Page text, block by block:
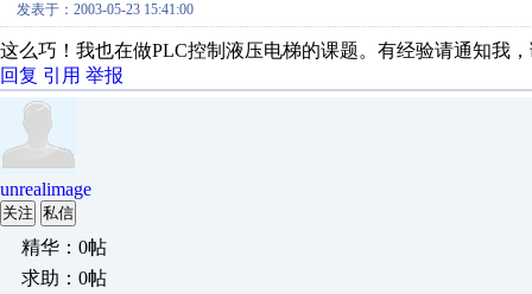
发表于：2003-05-23 15:41:00
这么巧！我也在做PLC控制液压电梯的课题。有经验请通知我，
回复 引用 举报
unrealimage
关注 私信
精华：0帖
求助：0帖